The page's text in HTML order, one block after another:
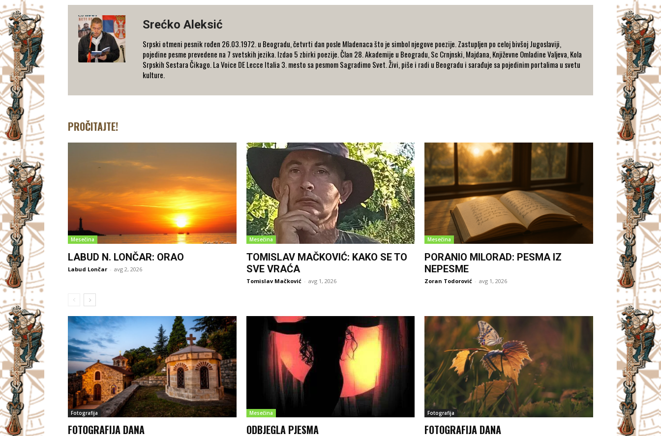
Srećko Aleksić
Srpski otmeni pesnik rođen 26.03.1972. u Beogradu, četvrti dan posle Mladenaca što je simbol njegove poezije. Zastupljen po celoj bivšoj Jugoslaviji,
pojedine pesme prevedene na 7 svetskih jezika. Izdao 5 zbirki poezije. Član 28. Akademije u Beogradu, Sc Crnjnski, Majdana, Književne Omladine Valjeva, Kola
Srpskih Sestara Čikago. La Voice DE Lecce Italia 3. mesto sa pesmom Sagradimo Svet. Živi, piše i radi u Beogradu i sarađuje sa pojedinim portalima u svetu
kulture.
PROČITAJTE!
Mesečina
LABUD N. LONČAR: ORAO
Labud Lončar - avg 2, 2026
Mesečina
TOMISLAV MAČKOVIĆ: KAKO SE TO
SVE VRAĆA
Tomislav Mačković - avg 1, 2026
Mesečina
PORANIO MILORAD: PESMA IZ
NEPESME
Zoran Todorović - avg 1, 2026
Fotografija
FOTOGRAFIJA DANA
Mesečina
ODBJEGLA PJESMA
Fotografija
FOTOGRAFIJA DANA